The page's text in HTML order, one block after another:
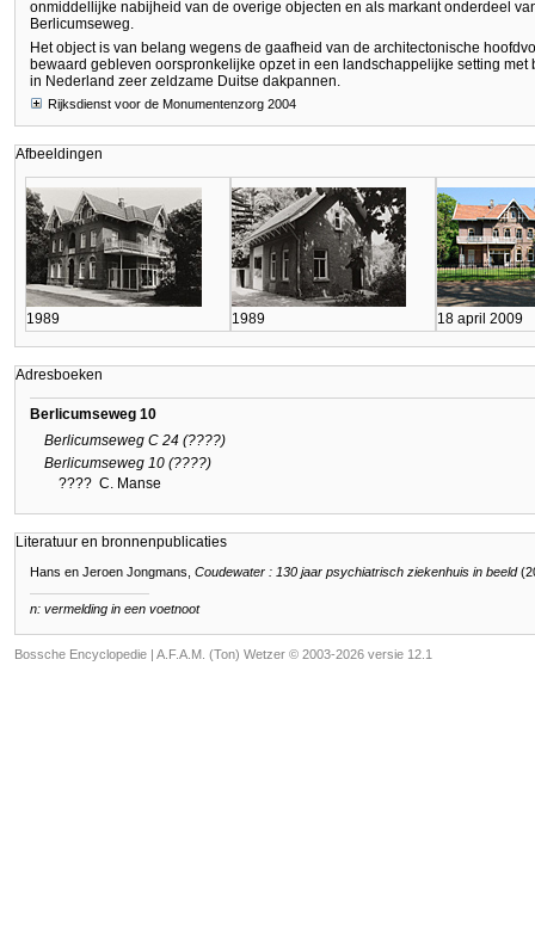
onmiddellijke nabijheid van de overige objecten en als markant onderdeel
Berlicumseweg.
Het object is van belang wegens de gaafheid van de architectonische
bewaard gebleven oorspronkelijke opzet in een landschappelijke setting
in Nederland zeer zeldzame Duitse dakpannen.
Rijksdienst voor de Monumentenzorg 2004
Afbeeldingen
1989 1989 18 april 2009
Adresboeken
Berlicumseweg 10
Berlicumseweg C 24 (????)
Berlicumseweg 10 (????)
???? C. Manse
Literatuur en bronnenpublicaties
Hans en Jeroen Jongmans, Coudewater : 130 jaar psychiatrisch ziekenhuis in beeld
n: vermelding in een voetnoot
Bossche Encyclopedie | A.F.A.M. (Ton) Wetzer © 2003-2026 versie 12.1